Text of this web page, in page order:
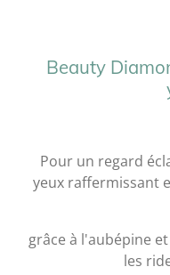
Beauty
Pour un regard
yeux raffermissant
grâce à l'aubépine
les